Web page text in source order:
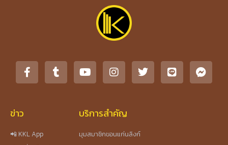
ข่าว
📲 KKL App
บริการสำคัญ
มุมสมาชิกขอนแก่นลิงก์